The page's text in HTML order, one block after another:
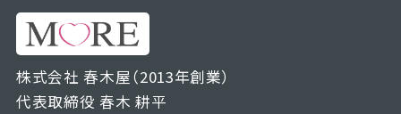
株式会社 春木屋（2013年創業）
代表取締役 春木 耕平